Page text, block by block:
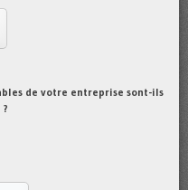
de votre entreprise sont-ils